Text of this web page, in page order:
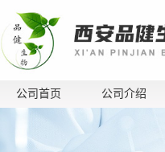
公司首页 公司介绍